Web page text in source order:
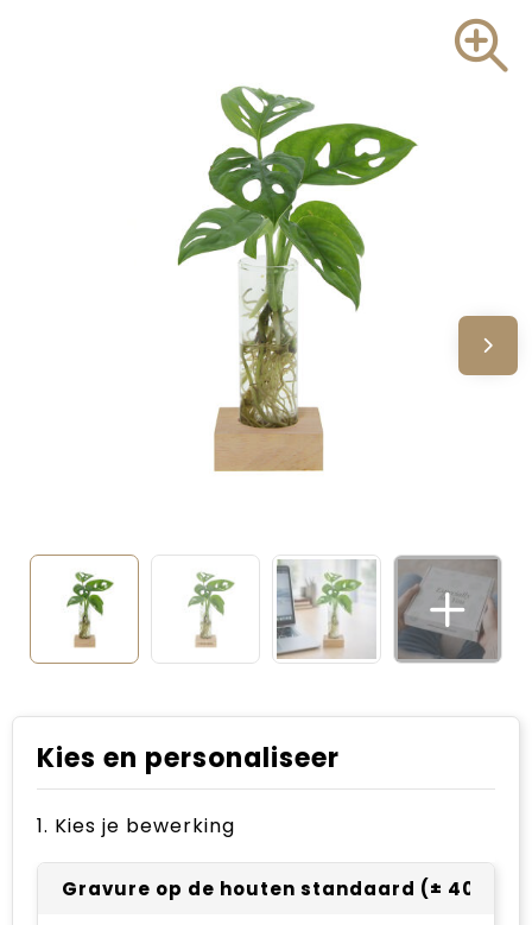
Kies en personaliseer
1. Kies je bewerking
Gravure op de houten standaard (± 40 x 15